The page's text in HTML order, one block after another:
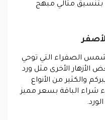
بتنسيق مثالي مبهج
الصفراء التي توحي
الأخرى مثل ورد
والكثير من الأنواع
شراء الباقة بسعر مميز